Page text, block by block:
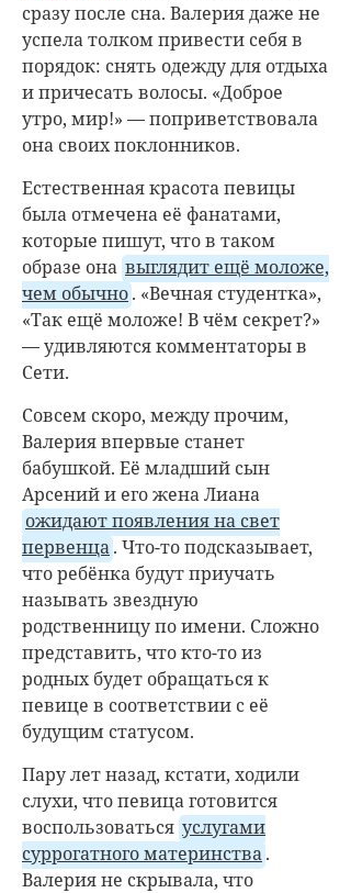
сразу после сна. Валерия даже не
успела толком привести себя в
порядок: снять одежду для отдыха
и причесать волосы. «Доброе
утро, мир!» — поприветствовала
она своих поклонников.
Естественная красота певицы
была отмечена её фанатами,
которые пишут, что в таком
образе она выглядит ещё моложе,
чем обычно. «Вечная студентка»,
«Так ещё моложе! В чём секрет?»
— удивляются комментаторы в
Сети.
Совсем скоро, между прочим,
Валерия впервые станет
бабушкой. Её младший сын
Арсений и его жена Лиана
ожидают появления на свет
первенца. Что-то подсказывает,
что ребёнка будут приучать
называть звездную
родственницу по имени. Сложно
представить, что кто-то из
родных будет обращаться к
певице в соответствии с её
будущим статусом.
Пару лет назад, кстати, ходили
слухи, что певица готовится
воспользоваться услугами
суррогатного материнства.
Валерия не скрывала, что